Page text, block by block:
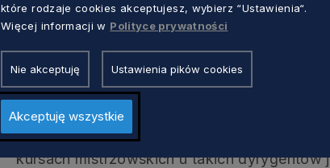
Jong-Jie Yin
Pochodzący z Chin, 23-letni dyrygent
Dyrygentów im. Grzegorza Fitelberga. Dwa
Mention Spéciale w konkursie dla młodych
International de Musique w Besançon
kursach mistrzowskich u takich dyrygentów
które rodzaje cookies akceptujesz, wybierz “Ustawienia“.
Więcej informacji w Polityce prywatności
Nie akceptuję Ustawienia pików cookies
Akceptuję wszystkie